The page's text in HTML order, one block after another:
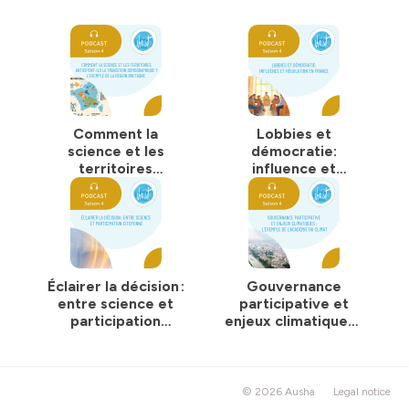
#IHEST #DeciderAvecLesSciences #BronzezÉclairés
Hébergé par Ausha. Visitez
ausha.co/politique-de-
confidentialite
pour plus d'informations.
Comment la
science et les
territoires
anticipent-ils la
transition
démographique ?
L'exemple de la
Région Bretagne
Lobbies et
démocratie:
influence et
régulation en
France
Éclairer la décision :
entre science et
participation
Gouvernance
participative et
enjeux climatiques :
© 2026 Ausha Legal notice